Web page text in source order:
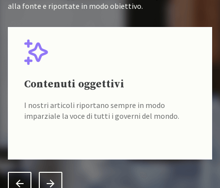
alla fonte e riportate in modo obiettivo.
Fonti verificate
I nostri contenuti sono sempre verificati alla fonte
da un team di accademici specializzati.